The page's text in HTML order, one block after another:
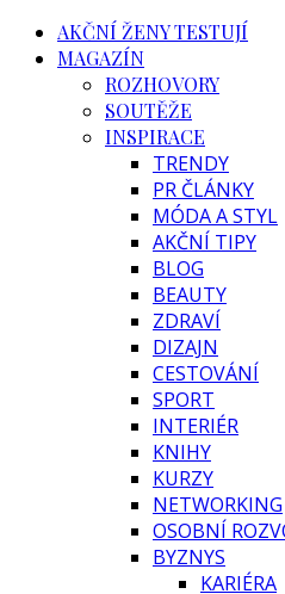
AKČNÍ ŽENY TESTUJÍ
MAGAZÍN
ROZHOVORY
SOUTĚŽE
INSPIRACE
TRENDY
PR ČLÁNKY
MÓDA A STYL
AKČNÍ TIPY
BLOG
BEAUTY
ZDRAVÍ
DIZAJN
CESTOVÁNÍ
SPORT
INTERIÉR
KNIHY
KURZY
NETWORKING
OSOBNÍ
BYZNYS
KARIÉRA